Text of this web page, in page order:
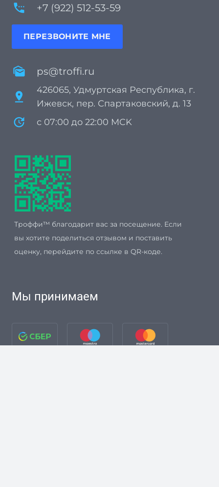
settings_phone +7 (922) 512-53-59
ПЕРЕЗВОНИТЕ МНЕ
mark_as_unread ps@troffi.ru
pin_drop
426065, Удмуртская Республика, г.
Ижевск, пер. Спартаковский, д. 13
update с 07:00 до 22:00 MCK
Троффи™ благодарит вас за посещение. Если
вы хотите поделиться отзывом и поставить
оценку, перейдите по ссылке в QR-коде.
Мы принимаем